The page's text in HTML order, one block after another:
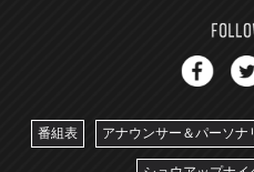
番組表 アナウンサー＆パーソナ